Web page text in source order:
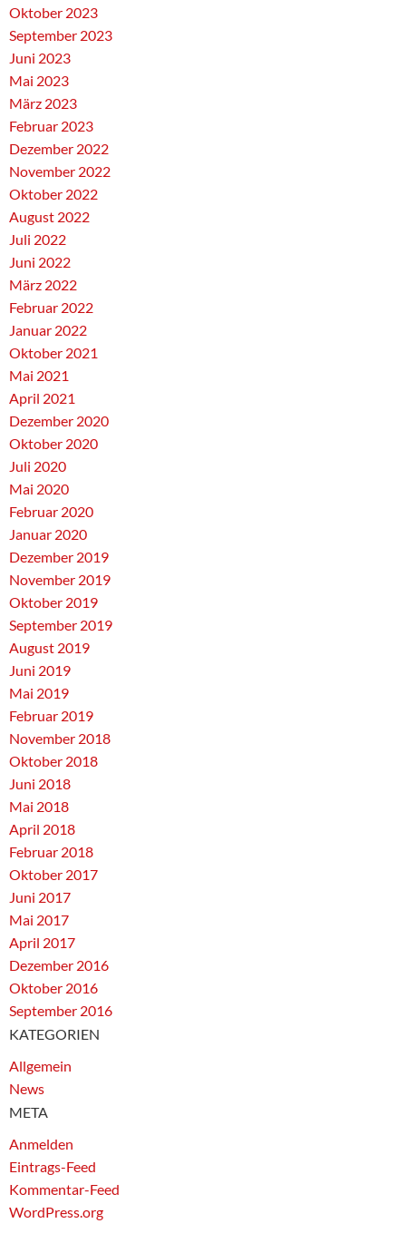
Oktober 2023
September 2023
Juni 2023
Mai 2023
März 2023
Februar 2023
Dezember 2022
November 2022
Oktober 2022
August 2022
Juli 2022
Juni 2022
März 2022
Februar 2022
Januar 2022
Oktober 2021
Mai 2021
April 2021
Dezember 2020
Oktober 2020
Juli 2020
Mai 2020
Februar 2020
Januar 2020
Dezember 2019
November 2019
Oktober 2019
September 2019
August 2019
Juni 2019
Mai 2019
Februar 2019
November 2018
Oktober 2018
Juni 2018
Mai 2018
April 2018
Februar 2018
Oktober 2017
Juni 2017
Mai 2017
April 2017
Dezember 2016
Oktober 2016
September 2016
KATEGORIEN
Allgemein
News
META
Anmelden
Eintrags-Feed
Kommentar-Feed
WordPress.org